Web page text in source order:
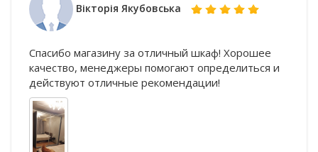
Вікторія Якубовська
Спасибо магазину за отличный шкаф! Хорошее
качество, менеджеры помогают определиться и
действуют отличные рекомендации!